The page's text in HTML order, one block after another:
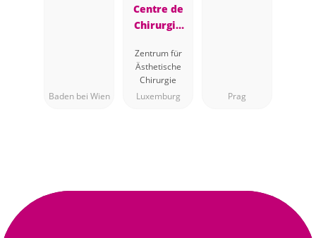
Baden bei Wien
Centre de
Chirurgie
Esthétique
Dr Assassi
Zentrum für
Ästhetische
Chirurgie
Luxemburg
Prag